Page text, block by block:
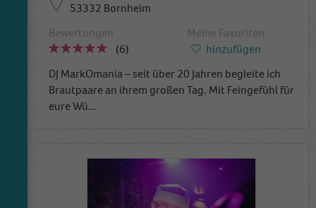
53332 Bornheim
Bewertungen
(6)
Meine Favoriten
hinzufügen
DJ MarkOmania – seit über 20 Jahren begleite ich
Brautpaare an ihrem großen Tag. Mit Feingefühl für
eure Wü...